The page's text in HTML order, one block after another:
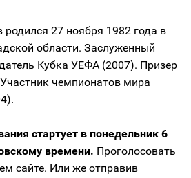
27 ноября 1982 года в
области. Заслуженный
Кубка УЕФА (2007). Призер
чемпионатов мира
стартует в понедельник 6
времени. Проголосовать
сайте. Или же отправив